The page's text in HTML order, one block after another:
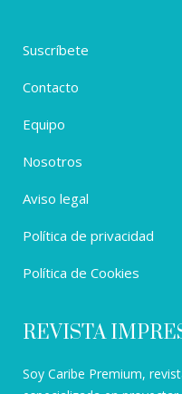
Suscríbete
Contacto
Equipo
Nosotros
Aviso legal
Política de privacidad
Política de Cookies
REVISTA
Soy Caribe Premium,